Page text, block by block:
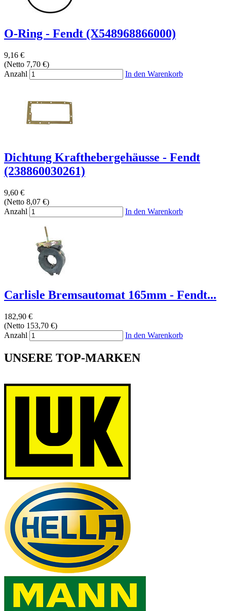
O-Ring - Fendt (X548968866000)
9,16 €
(Netto 7,70 €)
Anzahl
In den Warenkorb
Dichtung Krafthebergehäusse - Fendt
(238860030261)
9,60 €
(Netto 8,07 €)
Anzahl
In den Warenkorb
Carlisle Bremsautomat 165mm - Fendt...
182,90 €
(Netto 153,70 €)
Anzahl
In den Warenkorb
UNSERE TOP-MARKEN